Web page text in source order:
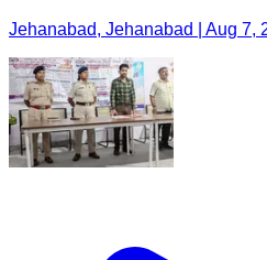
Jehanabad, Jehanabad | Aug 7,